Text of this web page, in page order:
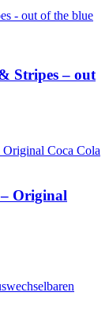
Stripes – out
Original